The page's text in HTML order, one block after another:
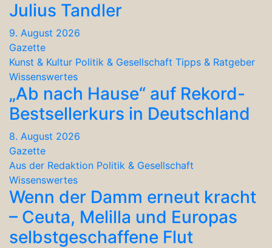
Julius Tandler
9. August 2026
Gazette
Kunst & Kultur Politik & Gesellschaft Tipps & Ratgeber
Wissenswertes
„Ab nach Hause“ auf Rekord-
Bestsellerkurs in Deutschland
8. August 2026
Gazette
Aus der Redaktion Politik & Gesellschaft
Wissenswertes
Wenn der Damm erneut kracht
– Ceuta, Melilla und Europas
selbstgeschaffene Flut